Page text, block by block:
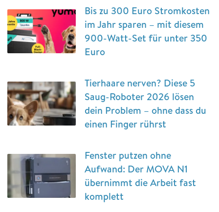
Bis zu 300 Euro Stromkosten
im Jahr sparen – mit diesem
900-Watt-Set für unter 350
Euro
Tierhaare nerven? Diese 5
Saug-Roboter 2026 lösen
dein Problem – ohne dass du
einen Finger rührst
Fenster putzen ohne
Aufwand: Der MOVA N1
übernimmt die Arbeit fast
komplett